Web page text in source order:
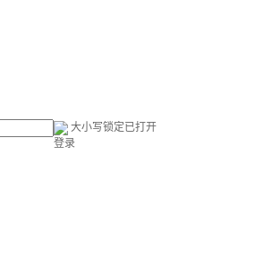
大小写锁定已打开
登录